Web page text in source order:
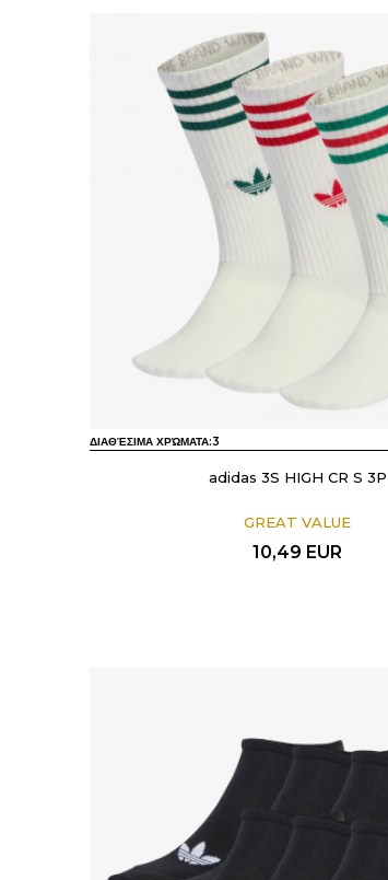
ΔΙΑΘΈΣΙΜΑ ΧΡΏΜΑΤΑ:3
adidas 3S HIGH CR S 3P
GREAT VALUE
10,49 EUR